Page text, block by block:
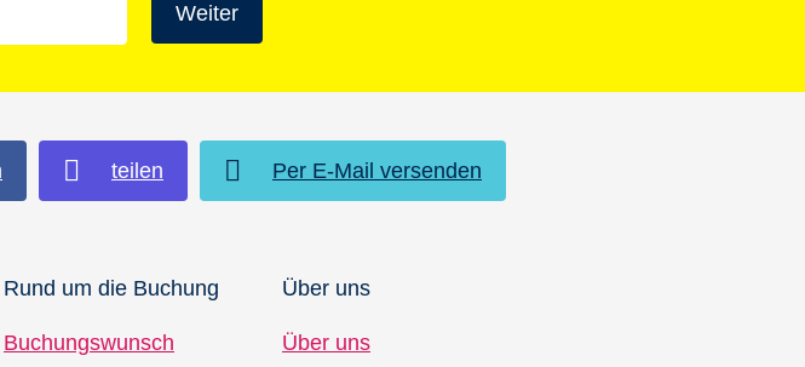
Weiter
teilen Per E-Mail versenden
Rund um die Buchung
Buchungswunsch
Über uns
Über uns